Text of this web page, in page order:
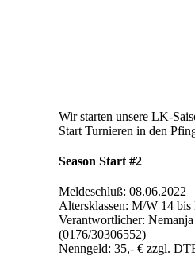
Wir starten unsere LK-
Start Turnieren in den
Season Start #2
Meldeschluß: 08.06.2022
Altersklassen: M/W 14
Verantwortlicher:
(0176/30306552)
Nenngeld: 35,- € zzgl.